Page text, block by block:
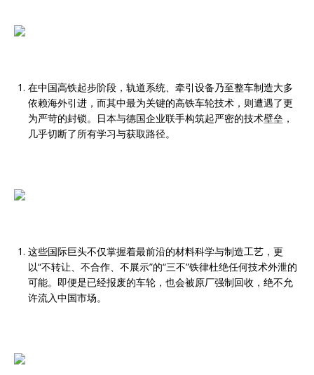
在中国高铁起步阶段，轨道系统、牵引设备乃至整车制造大多
依赖海外引进，而其中最为关键的高铁车轮技术，则遭遇了更
为严苛的封锁。日本与德国企业联手构筑起严密的技术壁垒，
几乎切断了所有学习与获取路径。
这些国际巨头不仅掌握着最前沿的材料科学与制造工艺，更
以“不转让、不合作、不展示”的“三不”铁律杜绝任何技术外泄的
可能。即便是已经报废的车轮，也会被原厂强制回收，绝不允
许流入中国市场。